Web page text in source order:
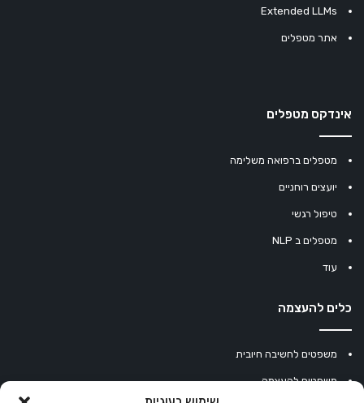
Extended LLMs
אתר מטפלים
אינדקס מטפלים
מטפלים ברפואה משלימה
יועצים רוחניים
טיפול רגשי
מטפלים ב NLP
עוד
כלים להעצמה
משפטים לחשיבה חיובית
משפטים להעצמה